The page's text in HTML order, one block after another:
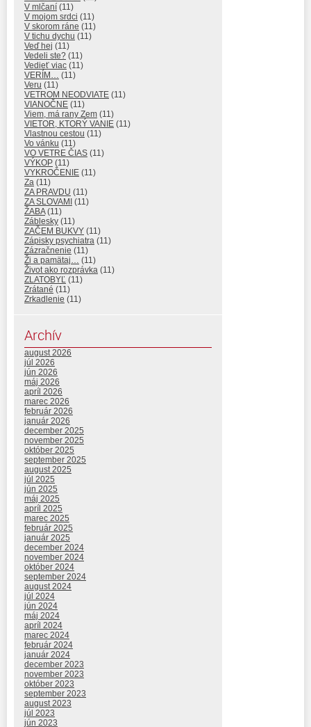
V mlčaní (11)
V mojom srdci (11)
V skorom ráne (11)
V tichu dychu (11)
Veď hej (11)
Vedeli ste? (11)
Vedieť viac (11)
VERÍM…
(11)
Veru (11)
VETROM NEODVIATE (11)
VIANOČNE (11)
Viem, má rany Zem (11)
VIETOR, KTORÝ VANIE (11)
Vlastnou cestou (11)
Vo vánku (11)
VO VETRE ČIAS (11)
VÝKOP (11)
VYKROČENIE (11)
Za (11)
ZA PRAVDU (11)
ZA SLOVAMI (11)
ŽABA(11)
Záblesky (11)
ZAČEM BUKVY (11)
Zápisky psychiatra (11)
Zázračnenie (11)
Ži a pamätaj…
(11)
Život ako rozprávka (11)
ZLATOBYĽ (11)
Zrátané (11)
Zrkadlenie (11)
Archív
august 2026
júl 2026
jún 2026
máj 2026
apríl 2026
marec 2026
február 2026
január 2026
december 2025
november 2025
október 2025
september 2025
august 2025
júl 2025
jún 2025
máj 2025
apríl 2025
marec 2025
február 2025
január 2025
december 2024
november 2024
október 2024
september 2024
august 2024
júl 2024
jún 2024
máj 2024
apríl 2024
marec 2024
február 2024
január 2024
december 2023
november 2023
október 2023
september 2023
august 2023
júl 2023
jún 2023